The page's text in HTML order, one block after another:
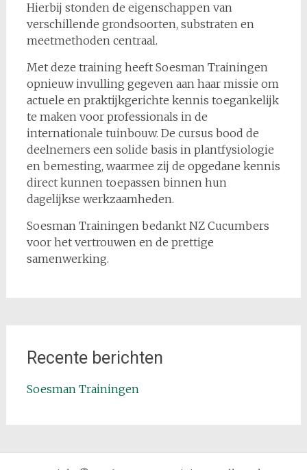
Hierbij stonden de eigenschappen van
verschillende grondsoorten, substraten en
meetmethoden centraal.
Met deze training heeft Soesman Trainingen
opnieuw invulling gegeven aan haar missie om
actuele en praktijkgerichte kennis toegankelijk
te maken voor professionals in de
internationale tuinbouw. De cursus bood de
deelnemers een solide basis in plantfysiologie
en bemesting, waarmee zij de opgedane kennis
direct kunnen toepassen binnen hun
dagelijkse werkzaamheden.
Soesman Trainingen bedankt NZ Cucumbers
voor het vertrouwen en de prettige
samenwerking.
Recente berichten
Soesman Trainingen